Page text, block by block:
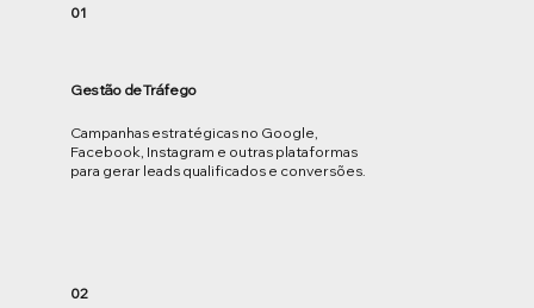
01
Gestão de Tráfego
Campanhas estratégicas no Google,
Facebook, Instagram e outras plataformas
para gerar leads qualificados e conversões.
02